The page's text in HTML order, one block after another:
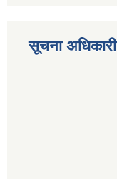
सूचना अधिकारी